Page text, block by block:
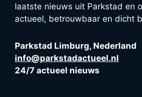
laatste nieuws uit Parkstad en
actueel, betrouwbaar en dicht
Parkstad Limburg, Nederland
info@parkstadactueel.nl
24/7 actueel nieuws